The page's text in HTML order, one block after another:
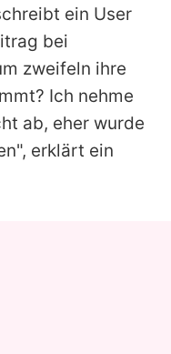
ein User
bei
zweifeln ihre
Ich nehme
ab, eher wurde
erklärt ein